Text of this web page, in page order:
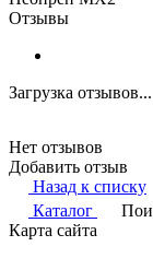
Отзывы
Загрузка отзывов...
Нет отзывов
Добавить отзыв
Назад к списку
Каталог
Карта сайта